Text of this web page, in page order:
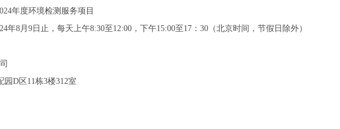
年度环境检测服务项目
年8月9日止，每天上午8:30至12:00，下午15:00至17：30（北京时间，节假日除外）
D区11栋3楼312室